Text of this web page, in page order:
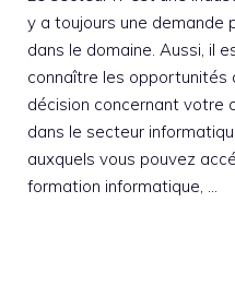
y a toujours une demande
dans le domaine. Aussi, il
connaître les opportunités
décision concernant votre
dans le secteur
auxquels vous pouvez
formation informatique, …